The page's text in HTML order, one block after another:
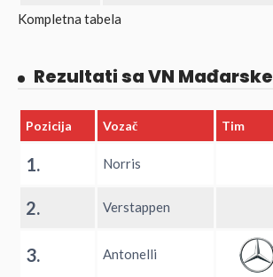
Kompletna tabela
Rezultati sa VN Mađarske
Pozicija Vozač Tim
1. Norris
2. Verstappen
3. Antonelli